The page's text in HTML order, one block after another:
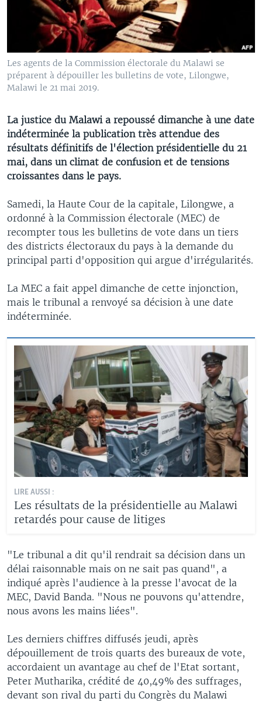
Les agents de la Commission électorale du Malawi se
préparent à dépouiller les bulletins de vote, Lilongwe,
Malawi le 21 mai 2019.
La justice du Malawi a repoussé dimanche à une date
indéterminée la publication très attendue des
résultats définitifs de l'élection présidentielle du 21
mai, dans un climat de confusion et de tensions
croissantes dans le pays.
Samedi, la Haute Cour de la capitale, Lilongwe, a
ordonné à la Commission électorale (MEC) de
recompter tous les bulletins de vote dans un tiers
des districts électoraux du pays à la demande du
principal parti d'opposition qui argue d'irrégularités.
La MEC a fait appel dimanche de cette injonction,
mais le tribunal a renvoyé sa décision à une date
indéterminée.
LIRE AUSSI :
Les résultats de la présidentielle au Malawi
retardés pour cause de litiges
"Le tribunal a dit qu'il rendrait sa décision dans un
délai raisonnable mais on ne sait pas quand", a
indiqué après l'audience à la presse l'avocat de la
MEC, David Banda. "Nous ne pouvons qu'attendre,
nous avons les mains liées".
Les derniers chiffres diffusés jeudi, après
dépouillement de trois quarts des bureaux de vote,
accordaient un avantage au chef de l'Etat sortant,
Peter Mutharika, crédité de 40,49% des suffrages,
devant son rival du parti du Congrès du Malawi